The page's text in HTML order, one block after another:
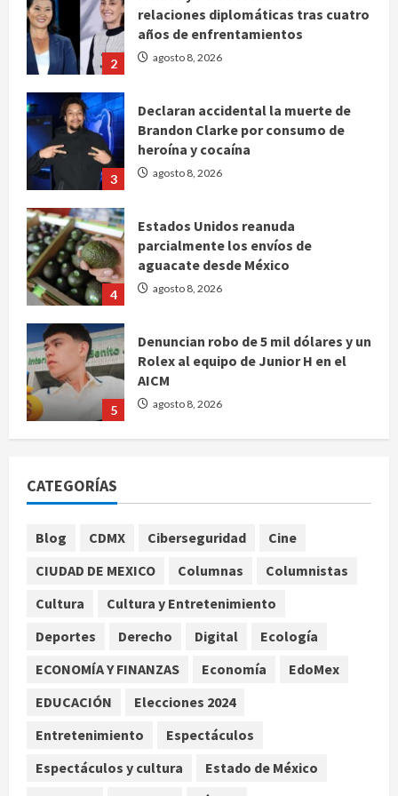
2 agosto 8, 2026
3
Declaran accidental la muerte de
4
Estados Unidos reanuda
5
Denuncian robo de 5 mil dólares y un
EE. UU. reconoce apoyo de
advierte que persisten desafíos
relaciones diplomáticas tras cuatro
3
Declaran accidental la muerte de
heroína y cocaína
agosto 8, 2026
parcialmente los envíos de
aguacate desde México
CATEGORÍAS
Blog CDMX Ciberseguridad
Cine
CIUDAD DE MEXICO
Columnas
Columnistas
Cultura
Cultura y Entretenimiento
Deportes
Derecho Digital
Ecología
ECONOMÍA Y FINANZAS
Economía
EdoMex
EDUCACIÓN
Elecciones 2024
Entretenimiento
Espectáculos
Espectáculos y cultura
Estado de México